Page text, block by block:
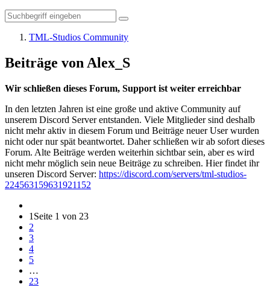
TML-Studios Community
Beiträge von Alex_S
Wir schließen dieses Forum, Support ist weiter erreichbar
In den letzten Jahren ist eine große und aktive Community auf
unserem Discord Server entstanden. Viele Mitglieder sind deshalb
nicht mehr aktiv in diesem Forum und Beiträge neuer User wurden
nicht oder nur spät beantwortet. Daher schließen wir ab sofort dieses
Forum. Alte Beiträge werden weiterhin sichtbar sein, aber es wird
nicht mehr möglich sein neue Beiträge zu schreiben. Hier findet ihr
unseren Discord Server: https://discord.com/servers/tml-studios-
224563159631921152
1 Seite 1 von 23
2
3
4
5
…
23